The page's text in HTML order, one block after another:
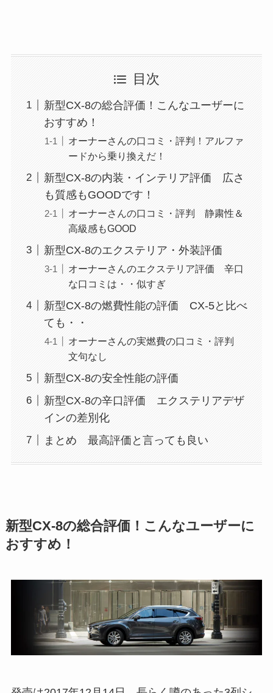
目次
新型CX-8の総合評価！こんなユーザーに
おすすめ！
オーナーさんの口コミ・評判！アルファ
ードから乗り換えだ！
新型CX-8の内装・インテリア評価 広さ
も質感もGOODです！
オーナーさんの口コミ・評判 静粛性＆
高級感もGOOD
新型CX-8のエクステリア・外装評価
オーナーさんのエクステリア評価 辛口
な口コミは・・似すぎ
新型CX-8の燃費性能の評価 CX-5と比べ
ても・・
オーナーさんの実燃費の口コミ・評判
文句なし
新型CX-8の安全性能の評価
新型CX-8の辛口評価 エクステリアデザ
インの差別化
まとめ 最高評価と言っても良い
新型CX-8の総合評価！こんなユーザーに
おすすめ！